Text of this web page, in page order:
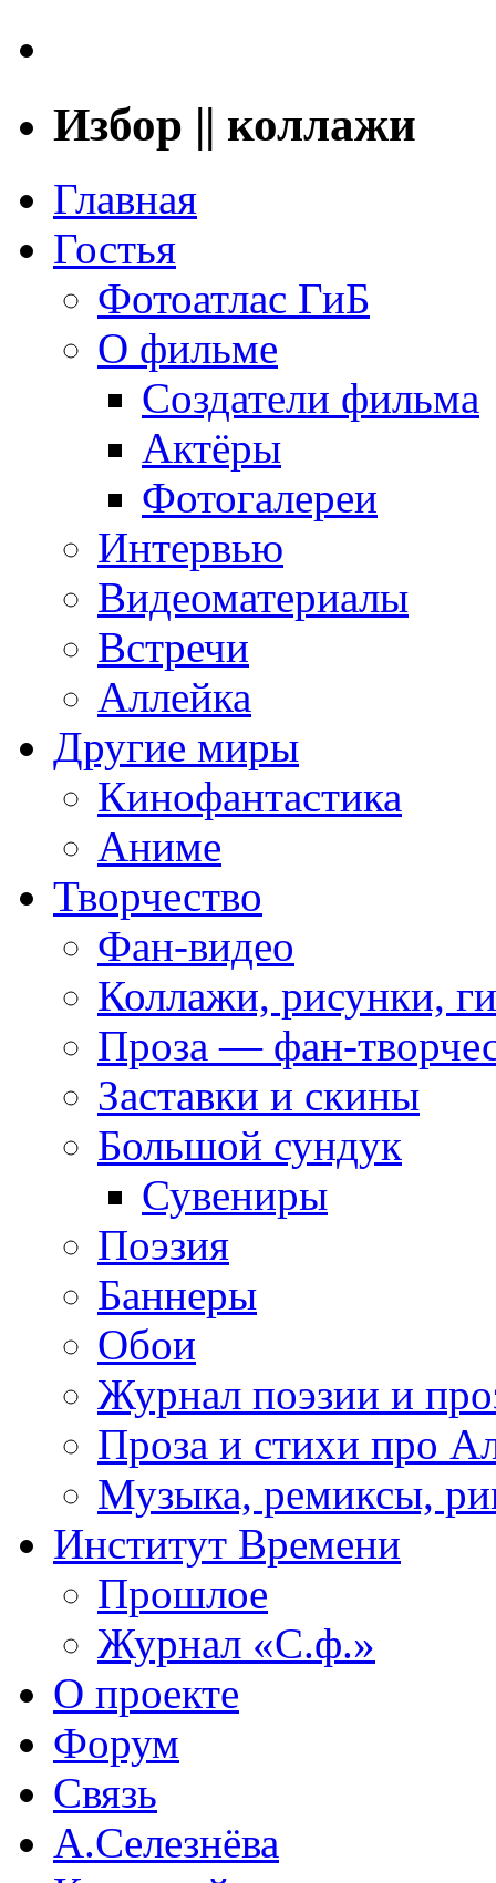
Избор || коллажи
Главная
Гостья
Фотоатлас ГиБ
О фильме
Создатели фильма
Актёры
Фотогалереи
Интервью
Видеоматериалы
Встречи
Аллейка
Другие миры
Кинофантастика
Аниме
Творчество
Фан-видео
Коллажи, рисунки,
Проза — фан-
Заставки и скины
Большой сундук
Сувениры
Поэзия
Баннеры
Обои
Журнал поэзии и
Проза и стихи про
Музыка, ремиксы,
Институт Времени
Прошлое
Журнал «С.ф.»
О проекте
Форум
Связь
А.Селезнёва